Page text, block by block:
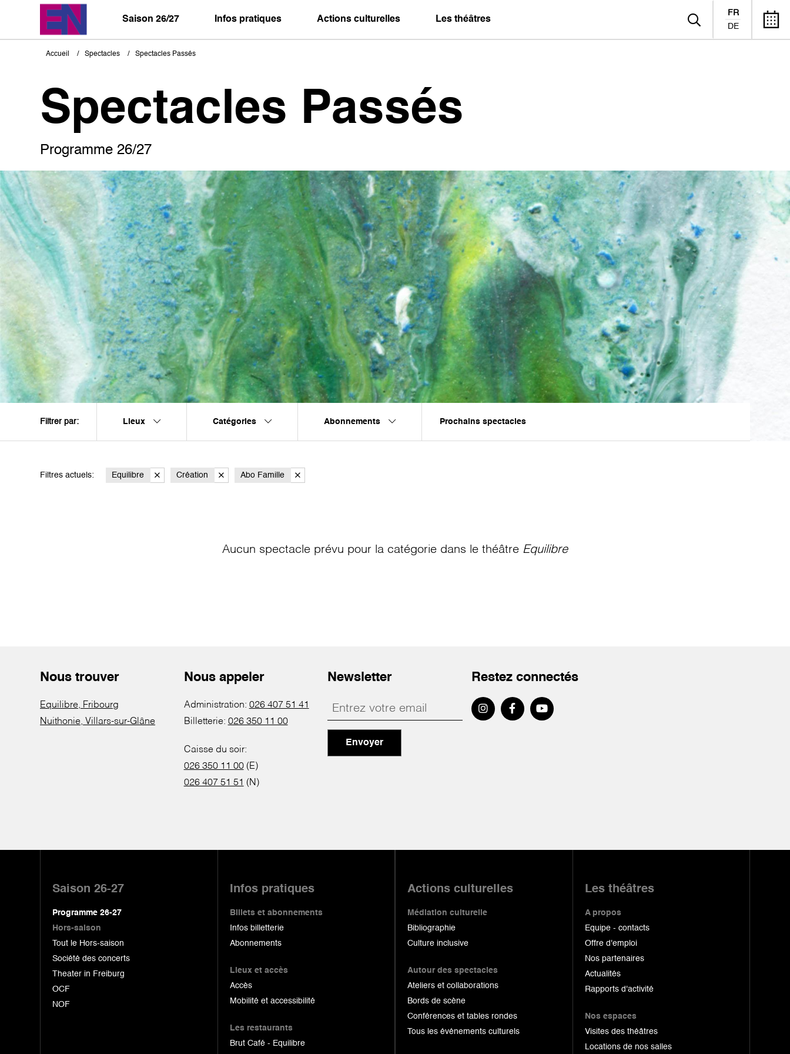
Saison 26/27 Infos pratiques Actions culturelles Les théâtres
FR
DE
Fil
Accueil Spectacles Spectacles Passés
Spectacles Passés
Programme 26/27
Filtrer par: Lieux Catégories Abonnements Prochains spectacles
Filtres actuels: Equilibre Création Abo Famille
Aucun spectacle prévu pour la catégorie dans le théâtre Equilibre
Nous trouver
Equilibre, Fribourg
Nuithonie, Villars-sur-Glâne
Nous appeler
Administration: 026 407 51 41
Billetterie: 026 350 11 00
Caisse du soir:
026 350 11 00(E)
026 407 51 51 (N)
Newsletter
Envoyer
Restez connectés
Saison 26-27
Programme 26-27
Hors-saison
Tout le Hors-saison
Société des concerts
Theater in Freiburg
OCF
NOF
Infos pratiques
Billets et abonnements
Infos billetterie
Abonnements
Lieux et accès
Accès
Mobilité et accessibilité
Les restaurants
Brut Café - Equilibre
Actions culturelles
Médiation culturelle
Bibliographie
Culture inclusive
Autour des spectacles
Ateliers et collaborations
Bords de scène
Conférences et tables rondes
Tous les événements culturels
Les théâtres
A propos
Equipe - contacts
Offre d'emploi
Nos partenaires
Actualités
Rapports d'activité
Nos espaces
Visites des théâtres
Locations de nos salles